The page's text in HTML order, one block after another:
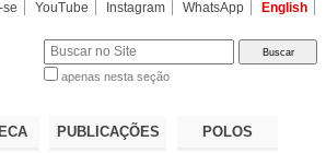
se YouTube Instagram WhatsApp English
apenas nesta seção
PUBLICAÇÕES POLOS